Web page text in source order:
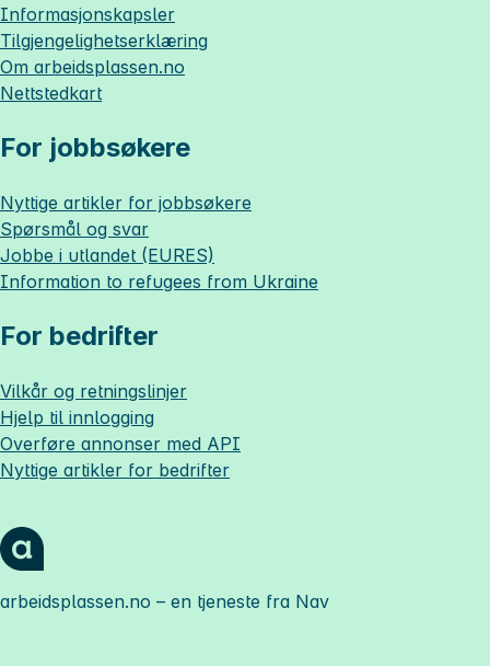
Informasjonskapsler
Tilgjengelighetserklæring
Om arbeidsplassen.no
Nettstedkart
For jobbsøkere
Nyttige artikler for jobbsøkere
Spørsmål og svar
Jobbe i utlandet (EURES)
Information to refugees from Ukraine
For bedrifter
Vilkår og retningslinjer
Hjelp til innlogging
Overføre annonser med API
Nyttige artikler for bedrifter
arbeidsplassen.no – en tjeneste fra Nav